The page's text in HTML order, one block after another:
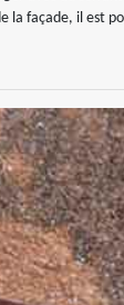
la façade, il est